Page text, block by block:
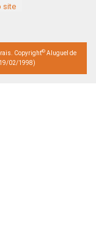
site
Copyright© Aluguel de
02/1998)